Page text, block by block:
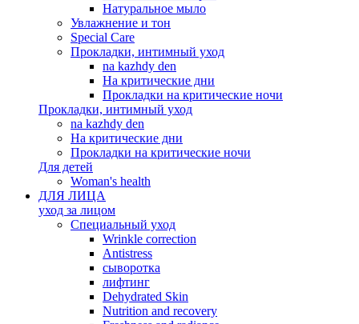
Натуральное мыло
Увлажнение и тон
Special Care
Прокладки, интимный уход
na kazhdy den
На критические дни
Прокладки на критические ночи
Прокладки, интимный уход
na kazhdy den
На критические дни
Прокладки на критические ночи
Для детей
Woman's health
ДЛЯ ЛИЦА
уход за лицом
Специальный уход
Wrinkle correction
Antistress
сыворотка
лифтинг
Dehydrated Skin
Nutrition and recovery